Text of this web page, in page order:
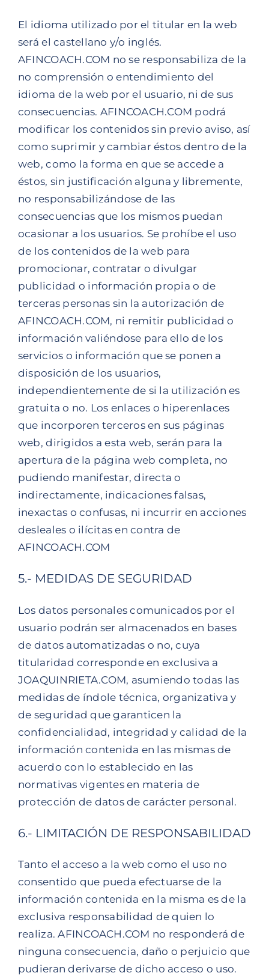
El idioma utilizado por el titular en la web
será el castellano y/o inglés.
AFINCOACH.COM no se responsabiliza de la
no comprensión o entendimiento del
idioma de la web por el usuario, ni de sus
consecuencias. AFINCOACH.COM podrá
modificar los contenidos sin previo aviso, así
como suprimir y cambiar éstos dentro de la
web, como la forma en que se accede a
éstos, sin justificación alguna y libremente,
no responsabilizándose de las
consecuencias que los mismos puedan
ocasionar a los usuarios. Se prohíbe el uso
de los contenidos de la web para
promocionar, contratar o divulgar
publicidad o información propia o de
terceras personas sin la autorización de
AFINCOACH.COM, ni remitir publicidad o
información valiéndose para ello de los
servicios o información que se ponen a
disposición de los usuarios,
independientemente de si la utilización es
gratuita o no. Los enlaces o hiperenlaces
que incorporen terceros en sus páginas
web, dirigidos a esta web, serán para la
apertura de la página web completa, no
pudiendo manifestar, directa o
indirectamente, indicaciones falsas,
inexactas o confusas, ni incurrir en acciones
desleales o ilícitas en contra de
AFINCOACH.COM
5.- MEDIDAS DE SEGURIDAD
Los datos personales comunicados por el
usuario podrán ser almacenados en bases
de datos automatizadas o no, cuya
titularidad corresponde en exclusiva a
JOAQUINRIETA.COM, asumiendo todas las
medidas de índole técnica, organizativa y
de seguridad que garanticen la
confidencialidad, integridad y calidad de la
información contenida en las mismas de
acuerdo con lo establecido en las
normativas vigentes en materia de
protección de datos de carácter personal.
6.- LIMITACIÓN DE RESPONSABILIDAD
Tanto el acceso a la web como el uso no
consentido que pueda efectuarse de la
información contenida en la misma es de la
exclusiva responsabilidad de quien lo
realiza. AFINCOACH.COM no responderá de
ninguna consecuencia, daño o perjuicio que
pudieran derivarse de dicho acceso o uso.